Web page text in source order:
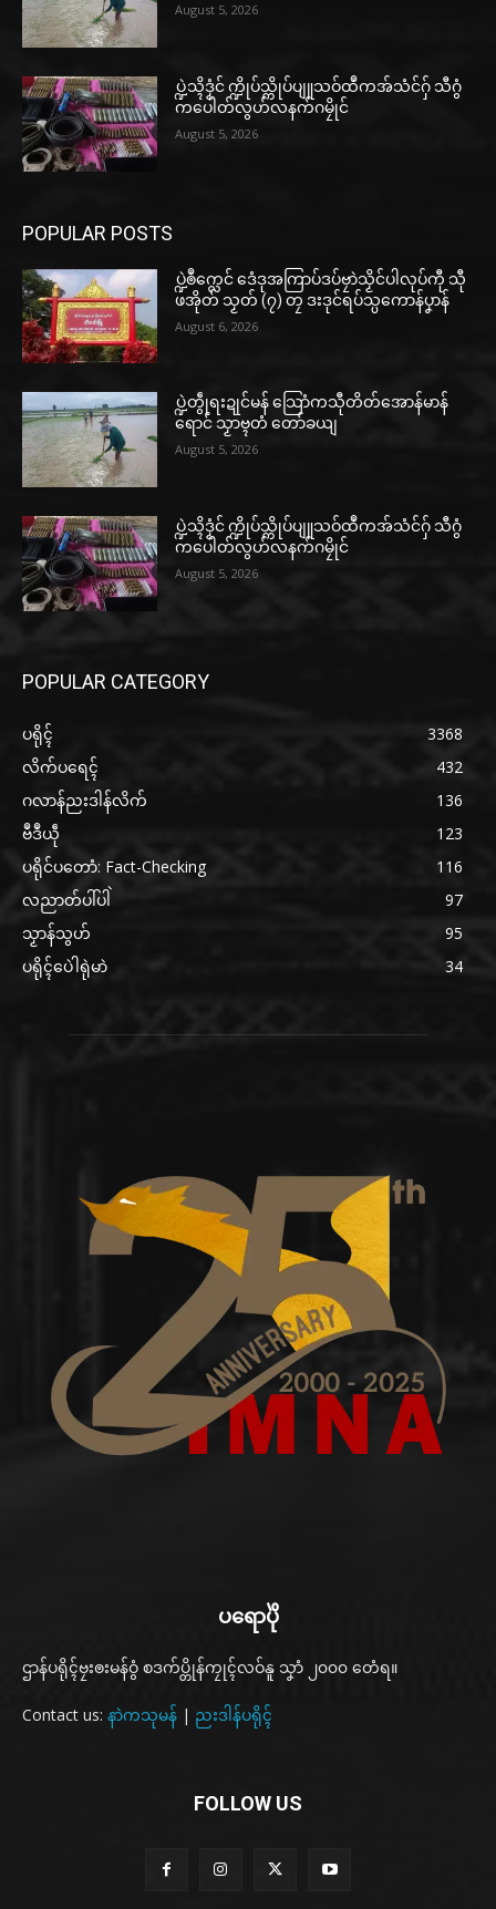
August 5, 2026
ပ္ဍဲသ္ၚိဒၟံင် က္ဍိုပ်သ္ကိုပ်ပျူသဝ်ထဳကအ်သံင်ဂှ် သီဂွံ
ကပေါတ်လွဟ်လနက်ဂမၠိုင်
August 5, 2026
POPULAR POSTS
ပ္ဍဲၜဳက္လေင် ဒေံဒုအကြာပ်ဒပ်ဗၠာဲသၟိင်ပါလုပ်ကီု သီု
ဖအိုတ် သၟတ် (၇) တၠ ဒးဒုင်ရပ်သ္ပကောန်ပၞာန်
August 6, 2026
ပ္ဍဲတွဵုရးဍုင်မန် သြောံကသီုတိတ်အောန်မာန်
ရောင် သၟာဗ္ၚတံ တော်ခယျ
August 5, 2026
ပ္ဍဲသ္ၚိဒၟံင် က္ဍိုပ်သ္ကိုပ်ပျူသဝ်ထဳကအ်သံင်ဂှ် သီဂွံ
ကပေါတ်လွဟ်လနက်ဂမၠိုင်
August 5, 2026
POPULAR CATEGORY
ပရိုၚ်
3368
လိက်ပရေၚ်
432
ဂလာန်ညးဒါန်လိက်
136
ဗဳဒဳယဵု
123
ပရိုင်ပတောံ: Fact-Checking
116
လညာတ်ပါ်ပါဲ
97
သၟာန်သွဟ်
95
ပရိုၚ်ပေဲါရုဲမာဲ
34
ပရောပိုဲ
ဌာန်ပရိုၚ်ဗၠးၜးမန်ဝွံ စဒက်ပ္တိုန်ကၠုၚ်လဝ်နူ သၞာံ ၂၀၀၀ တေံရ။
Contact us: နာဲကသုမန် | ညးဒါန်ပရိုၚ်
FOLLOW US